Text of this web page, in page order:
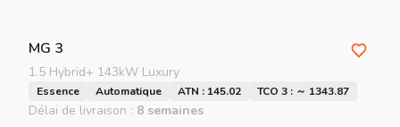
MG 3
1.5 Hybrid+ 143kW Luxury
Essence Automatique ATN : 145.02 TCO 3 : ～ 1343.87
Délai de livraison : 8 semaines